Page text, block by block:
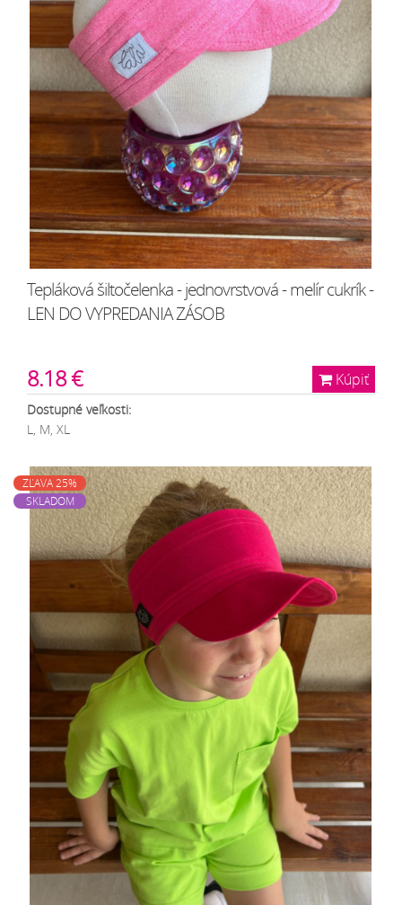
Tepláková šiltočelenka - jednovrstvová - melír cukrík -
LEN DO VYPREDANIA ZÁSOB
Kúpiť
8.18 €
Dostupné veľkosti:
L, M, XL
ZĽAVA 25%
SKLADOM